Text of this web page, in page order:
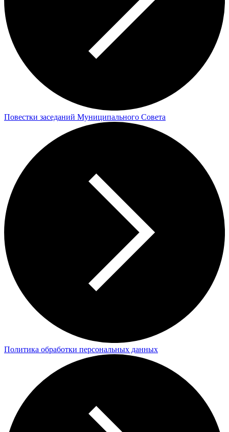
Повестки заседаний Муниципального Совета
Политика обработки персональных данных